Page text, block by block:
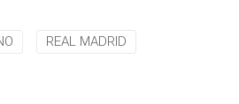
REAL MADRID